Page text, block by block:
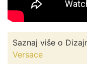
Saznaj više o
Versace